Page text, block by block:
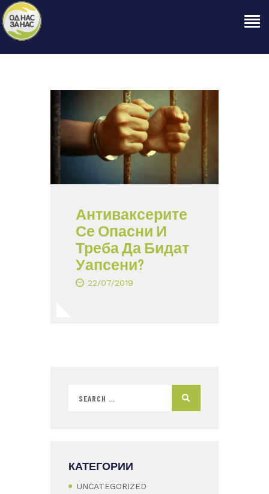
ЗА НАС
НАШЕ ПРАВО
ОБЈАВИ
ПРОЕКТИ
КОНТАКТ
Антиваксерите
Се Опасни И
Треба Да Бидат
Уапсени?
22/07/2019
КАТЕГОРИИ
UNCATEGORIZED